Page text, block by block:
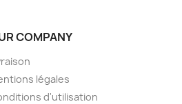
COMPANY
légales
d'utilisation